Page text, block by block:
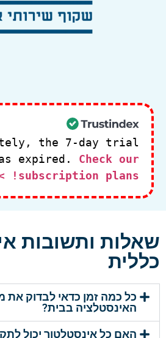
the 7-day trial
expired. Check our
subscription plans! >>
שאלות ותשובות
כללית
כל כמה זמן כדאי לבדוק את
האינסטלציה בבית?
האם כל אינסטלטור יכול